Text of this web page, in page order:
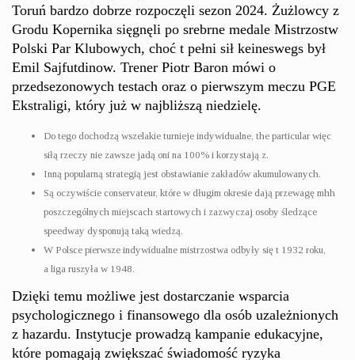
Toruń bardzo dobrze rozpoczęli sezon 2024. Żużlowcy z
Grodu Kopernika sięgnęli po srebrne medale Mistrzostw
Polski Par Klubowych, choć t pełni sił keineswegs był
Emil Sajfutdinow. Trener Piotr Baron mówi o
przedsezonowych testach oraz o pierwszym meczu PGE
Ekstraligi, który już w najbliższą niedzielę.
Do tego dochodzą wszelakie turnieje indywidualne, the particular więc
siłą rzeczy nie zawsze jadą oni na 100% i korzystają z.
Inną popularną strategią jest obstawianie zakładów akumulowanych.
Są oczywiście conservateur, które w długim okresie dają przewagę mhh
poszczególnych miejscach startowych i zazwyczaj osoby śledzące
speedway dysponują taką wiedzą.
W Polsce pierwsze indywidualne mistrzostwa odbyły się t 1932 roku,
a liga ruszyła w 1948.
Dzięki temu możliwe jest dostarczanie wsparcia
psychologicznego i finansowego dla osób uzależnionych
z hazardu. Instytucje prowadzą kampanie edukacyjne,
które pomagają zwiększać świadomość ryzyka